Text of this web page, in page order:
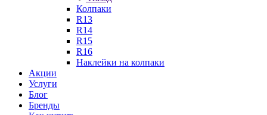
Колпаки
R13
R14
R15
R16
Наклейки на колпаки
Акции
Услуги
Блог
Бренды